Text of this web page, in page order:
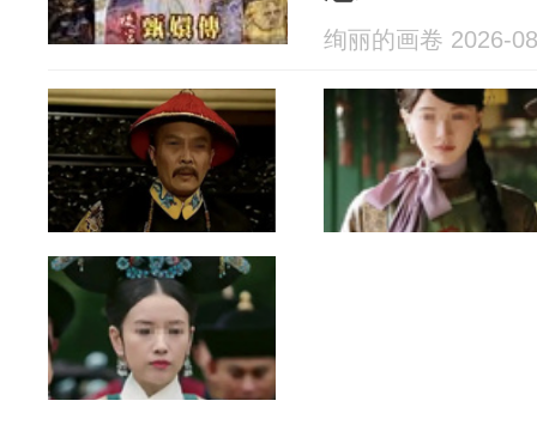
绚丽的画卷 2026-